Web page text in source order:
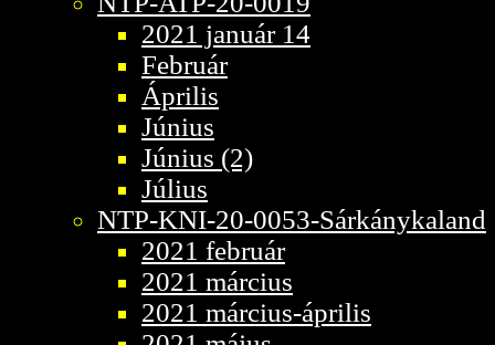
2021 január 14
Február
Április
Június
Június (2)
Július
NTP-KNI-20-0053-Sárkánykaland
2021 február
2021 március
2021 március-április